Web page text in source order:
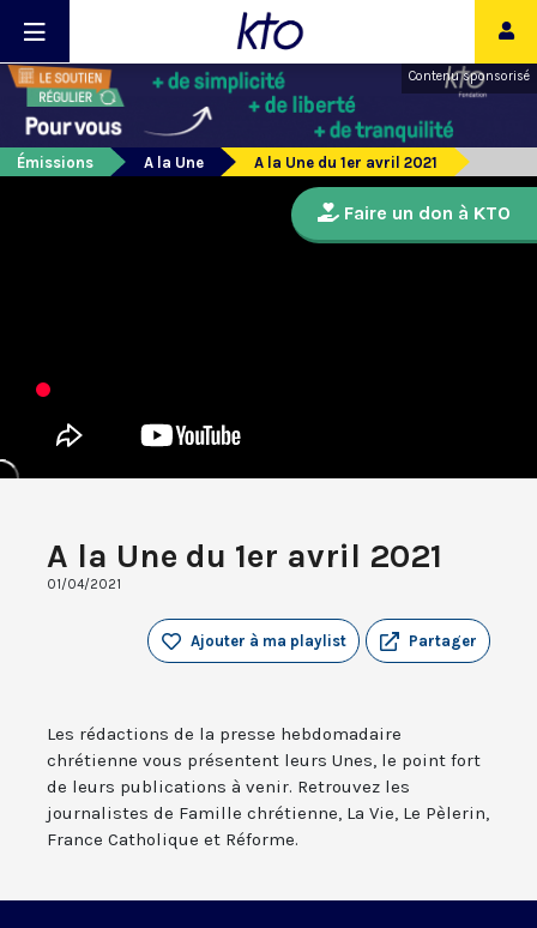
Contenu sponsorisé
Émissions A la Une A la Une du 1er avril 2021
A la Une du 1er avril 2021
01/04/2021
Partager
Ajouter à ma playlist
Les rédactions de la presse hebdomadaire
chrétienne vous présentent leurs Unes, le point fort
de leurs publications à venir. Retrouvez les
journalistes de Famille chrétienne, La Vie, Le Pèlerin,
France Catholique et Réforme.
Faire un don à KTO